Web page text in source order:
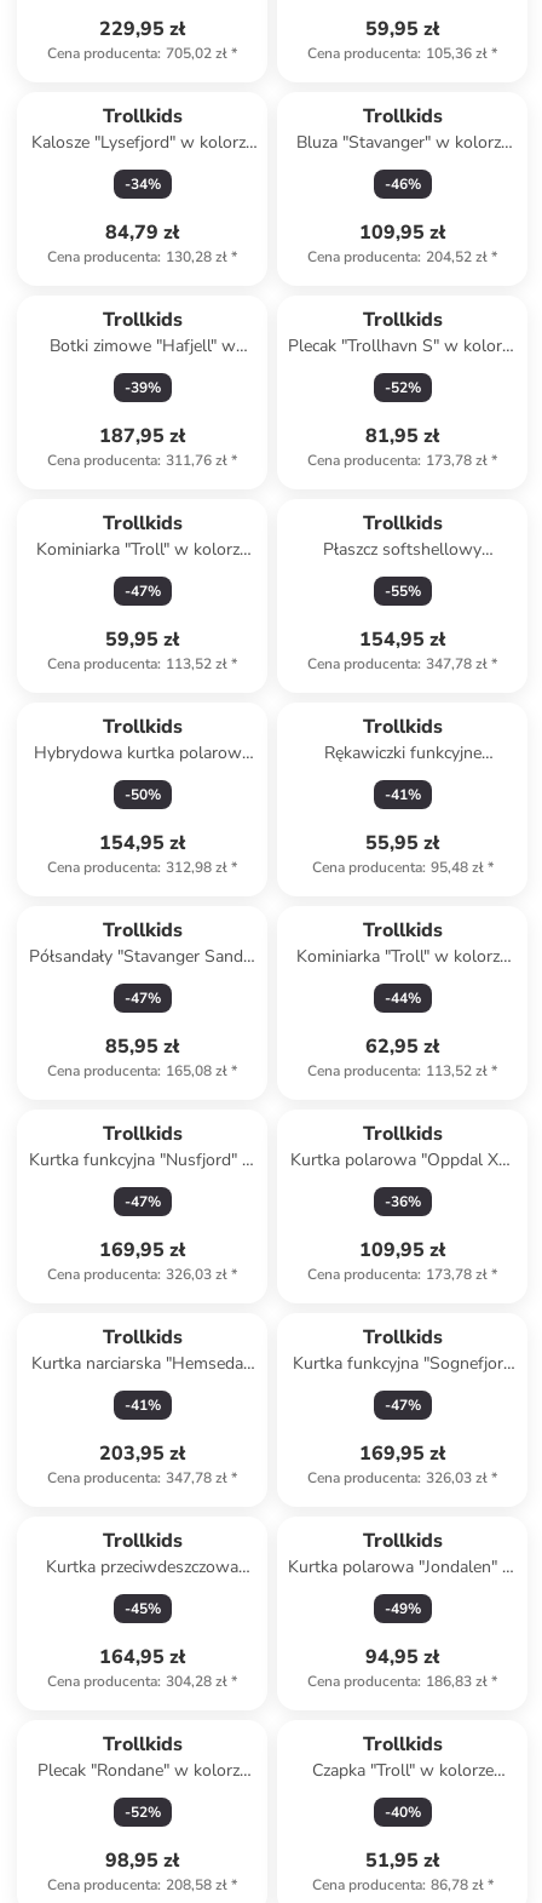
229,95 zł
Cena producenta: 705,02 zł*
59,95 zł
Cena producenta: 105,36 zł*
Trollkids
Kalosze "Lysefjord" w kolorze
niebieskim
-34%
84,79 zł
Cena producenta: 130,28 zł*
Trollkids
Bluza "Stavanger" w kolorze
turkusowym
-46%
109,95 zł
Cena producenta: 204,52 zł*
Trollkids
Botki zimowe "Hafjell" w
kolorze żółtym
-39%
187,95 zł
Cena producenta: 311,76 zł*
Trollkids
Plecak "Trollhavn S" w kolorze
granatowym - 22 x 33 x 12
cm
-52%
81,95 zł
Cena producenta: 173,78 zł*
Trollkids
Kominiarka "Troll" w kolorze
niebieskim
-47%
59,95 zł
Cena producenta: 113,52 zł*
Trollkids
Płaszcz softshellowy
"Lillesand" w kolorze
granatowym
-55%
154,95 zł
Cena producenta: 347,78 zł*
Trollkids
Hybrydowa kurtka polarowa
"Sirdal" w kolorze różowym
-50%
154,95 zł
Cena producenta: 312,98 zł*
Trollkids
Rękawiczki funkcyjne
"Trolltunga" w kolorze
morskim
-41%
55,95 zł
Cena producenta: 95,48 zł*
Trollkids
Półsandały "Stavanger Sandal
XT" w kolorze błękitno-
różowym
-47%
85,95 zł
Cena producenta: 165,08 zł*
Trollkids
Kominiarka "Troll" w kolorze
fioletowym
-44%
62,95 zł
Cena producenta: 113,52 zł*
Trollkids
Kurtka funkcyjna "Nusfjord" w
kolorze zielono-niebieskim
-47%
169,95 zł
Cena producenta: 326,03 zł*
Trollkids
Kurtka polarowa "Oppdal XT"
w kolorze khaki
-36%
109,95 zł
Cena producenta: 173,78 zł*
Trollkids
Kurtka narciarska "Hemsedal"
ze wzorem
-41%
203,95 zł
Cena producenta: 347,78 zł*
Trollkids
Kurtka funkcyjna "Sognefjord
Pro" w kolorze granatowym
-47%
169,95 zł
Cena producenta: 326,03 zł*
Trollkids
Kurtka przeciwdeszczowa
"Bergen" w kolorze niebieskim
-45%
164,95 zł
Cena producenta: 304,28 zł*
Trollkids
Kurtka polarowa "Jondalen" w
kolorze fioletowo-czarnym
-49%
94,95 zł
Cena producenta: 186,83 zł*
Trollkids
Plecak "Rondane" w kolorze
bordowym - 21 x 30 x 13 cm
-52%
98,95 zł
Cena producenta: 208,58 zł*
Trollkids
Czapka "Troll" w kolorze
fioletowym
-40%
51,95 zł
Cena producenta: 86,78 zł*